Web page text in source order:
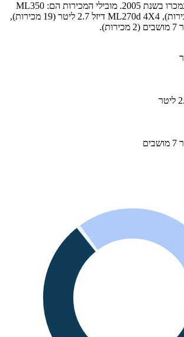
60 רכבי מרצדס ML נמכרו בשנת 2005. מובילי המכירות הם: ML350
4X4 3.7 ליטר (39 מכירות), ML270d 4X4 דיזל 2.7 ליטר (19 מכירות),